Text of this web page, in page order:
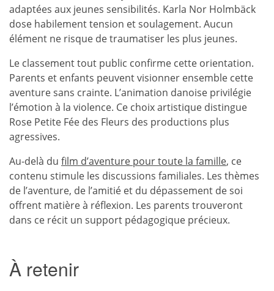
adaptées aux jeunes sensibilités. Karla Nor Holmbäck
dose habilement tension et soulagement. Aucun
élément ne risque de traumatiser les plus jeunes.
Le classement tout public confirme cette orientation.
Parents et enfants peuvent visionner ensemble cette
aventure sans crainte. L’animation danoise privilégie
l’émotion à la violence. Ce choix artistique distingue
Rose Petite Fée des Fleurs des productions plus
agressives.
Au-delà du film d’aventure pour toute la famille, ce
contenu stimule les discussions familiales. Les thèmes
de l’aventure, de l’amitié et du dépassement de soi
offrent matière à réflexion. Les parents trouveront
dans ce récit un support pédagogique précieux.
À retenir